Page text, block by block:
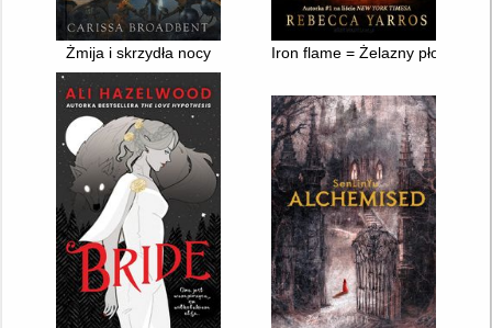
Żmija i skrzydła nocy Iron flame = Żelazny płomień